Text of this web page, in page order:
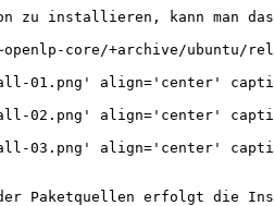
zu installieren, kann man
core/+archive/ubuntu/
01.png' align='center'
02.png' align='center'
03.png' align='center'
Paketquellen erfolgt die